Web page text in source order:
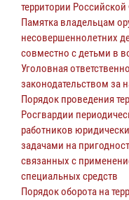
территории
Памятка владельцам
несовершеннолетних
совместно с детьми в
Уголовная
законодательством за
Порядок проведения
Росгвардии
работников
задачами на
связанных с
специальных средств
Порядок оборота на